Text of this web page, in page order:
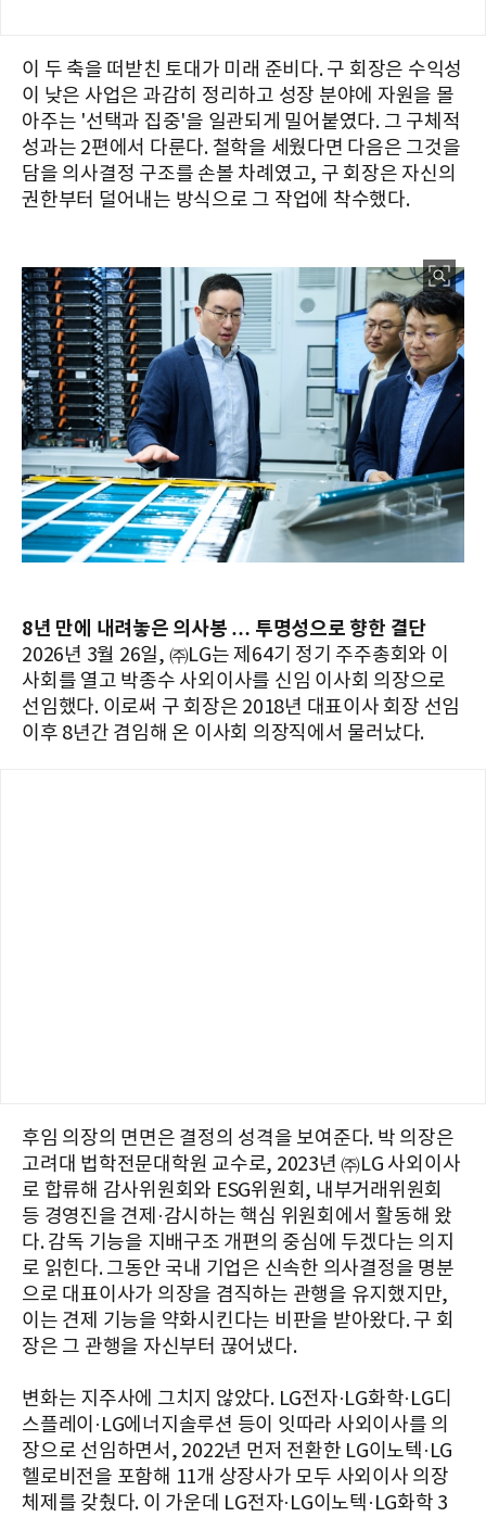
이 두 축을 떠받친 토대가 미래 준비다. 구 회장은 수익성
이 낮은 사업은 과감히 정리하고 성장 분야에 자원을 몰
아주는 '선택과 집중'을 일관되게 밀어붙였다. 그 구체적
성과는 2편에서 다룬다. 철학을 세웠다면 다음은 그것을
담을 의사결정 구조를 손볼 차례였고, 구 회장은 자신의
권한부터 덜어내는 방식으로 그 작업에 착수했다.
8년 만에 내려놓은 의사봉 … 투명성으로 향한 결단
2026년 3월 26일, ㈜LG는 제64기 정기 주주총회와 이
사회를 열고 박종수 사외이사를 신임 이사회 의장으로
선임했다. 이로써 구 회장은 2018년 대표이사 회장 선임
이후 8년간 겸임해 온 이사회 의장직에서 물러났다.
후임 의장의 면면은 결정의 성격을 보여준다. 박 의장은
고려대 법학전문대학원 교수로, 2023년 ㈜LG 사외이사
로 합류해 감사위원회와 ESG위원회, 내부거래위원회
등 경영진을 견제·감시하는 핵심 위원회에서 활동해 왔
다. 감독 기능을 지배구조 개편의 중심에 두겠다는 의지
로 읽힌다. 그동안 국내 기업은 신속한 의사결정을 명분
으로 대표이사가 의장을 겸직하는 관행을 유지했지만,
이는 견제 기능을 약화시킨다는 비판을 받아왔다. 구 회
장은 그 관행을 자신부터 끊어냈다.
변화는 지주사에 그치지 않았다. LG전자·LG화학·LG디
스플레이·LG에너지솔루션 등이 잇따라 사외이사를 의
장으로 선임하면서, 2022년 먼저 전환한 LG이노텍·LG
헬로비전을 포함해 11개 상장사가 모두 사외이사 의장
체제를 갖췄다. 이 가운데 LG전자·LG이노텍·LG화학 3